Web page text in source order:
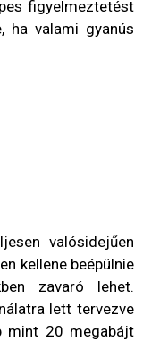
figyelmeztetést
ha valami gyanús
valósidejűen
kellene beépülnie
zavaró lehet.
lett tervezve
mint 20 megabájt